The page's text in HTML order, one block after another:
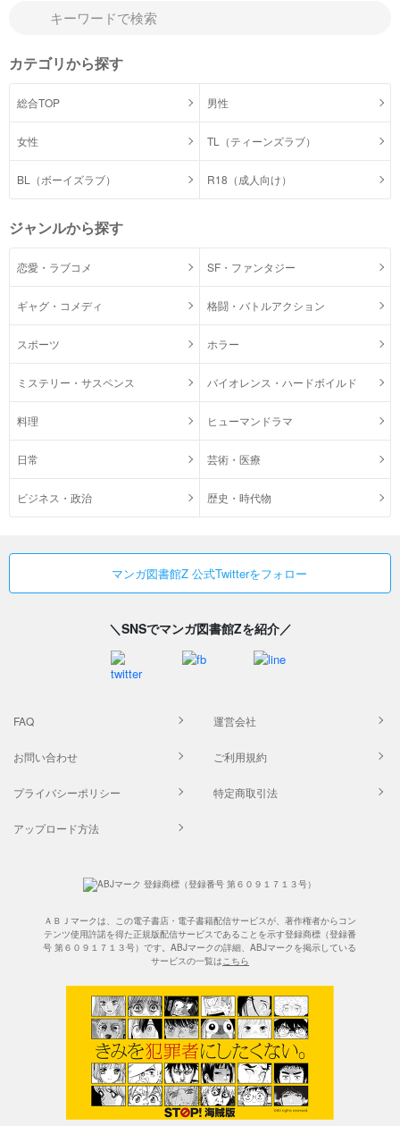
カテゴリから探す
総合TOP 男性
女性 TL（ティーンズラブ）
BL（ボーイズラブ） R18（成人向け）
ジャンルから探す
恋愛・ラブコメ SF・ファンタジー
ギャグ・コメディ 格闘・バトルアクション
スポーツ ホラー
ミステリー・サスペンス バイオレンス・ハードボイルド
料理 ヒューマンドラマ
日常 芸術・医療
ビジネス・政治 歴史・時代物
マンガ図書館Z 公式Twitterをフォロー
＼SNSでマンガ図書館Zを紹介／
FAQ 運営会社
お問い合わせ ご利用規約
プライバシーポリシー 特定商取引法
アップロード方法
ＡＢＪマークは、この電子書店・電子書籍配信サービスが、著作権者からコン
テンツ使用許諾を得た正規版配信サービスであることを示す登録商標（登録番
号 第６０９１７１３号）です。ABJマークの詳細、ABJマークを掲示している
サービスの一覧はこちら